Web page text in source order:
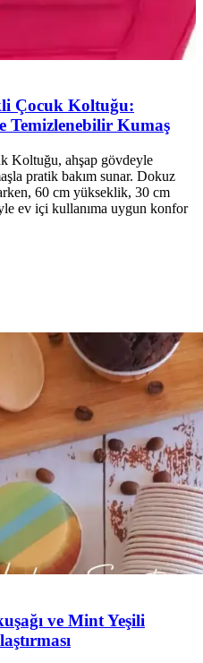
Çocuk Koltuğu:
Temizlenebilir Kumaş
Koltuğu, ahşap gövdeyle
pratik bakım sunar. Dokuz
60 cm yükseklik, 30 cm
ev içi kullanıma uygun konfor
ve Mint Yeşili